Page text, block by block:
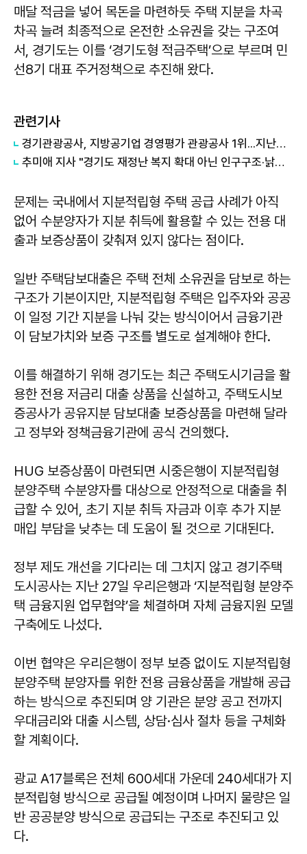
매달 적금을 넣어 목돈을 마련하듯 주택 지분을 차곡
차곡 늘려 최종적으로 온전한 소유권을 갖는 구조여
서, 경기도는 이를 ‘경기도형 적금주택’으로 부르며 민
선8기 대표 주거정책으로 추진해 왔다.
관련기사
경기관광공사, 지방공기업 경영평가 관광공사 1위...지난해 5위서 4계단 상승
추미애 지사 "경기도 재정난 복지 확대 아닌 인구구조·낡은 세수체계 문제"
문제는 국내에서 지분적립형 주택 공급 사례가 아직
없어 수분양자가 지분 취득에 활용할 수 있는 전용 대
출과 보증상품이 갖춰져 있지 않다는 점이다.
일반 주택담보대출은 주택 전체 소유권을 담보로 하는
구조가 기본이지만, 지분적립형 주택은 입주자와 공공
이 일정 기간 지분을 나눠 갖는 방식이어서 금융기관
이 담보가치와 보증 구조를 별도로 설계해야 한다.
이를 해결하기 위해 경기도는 최근 주택도시기금을 활
용한 전용 저금리 대출 상품을 신설하고, 주택도시보
증공사가 공유지분 담보대출 보증상품을 마련해 달라
고 정부와 정책금융기관에 공식 건의했다.
HUG 보증상품이 마련되면 시중은행이 지분적립형
분양주택 수분양자를 대상으로 안정적으로 대출을 취
급할 수 있어, 초기 지분 취득 자금과 이후 추가 지분
매입 부담을 낮추는 데 도움이 될 것으로 기대된다.
정부 제도 개선을 기다리는 데 그치지 않고 경기주택
도시공사는 지난 27일 우리은행과 ‘지분적립형 분양주
택 금융지원 업무협약’을 체결하며 자체 금융지원 모델
구축에도 나섰다.
이번 협약은 우리은행이 정부 보증 없이도 지분적립형
분양주택 분양자를 위한 전용 금융상품을 개발해 공급
하는 방식으로 추진되며 양 기관은 분양 공고 전까지
우대금리와 대출 시스템, 상담·심사 절차 등을 구체화
할 계획이다.
광교 A17블록은 전체 600세대 가운데 240세대가 지
분적립형 방식으로 공급될 예정이며 나머지 물량은 일
반 공공분양 방식으로 공급되는 구조로 추진되고 있
다.